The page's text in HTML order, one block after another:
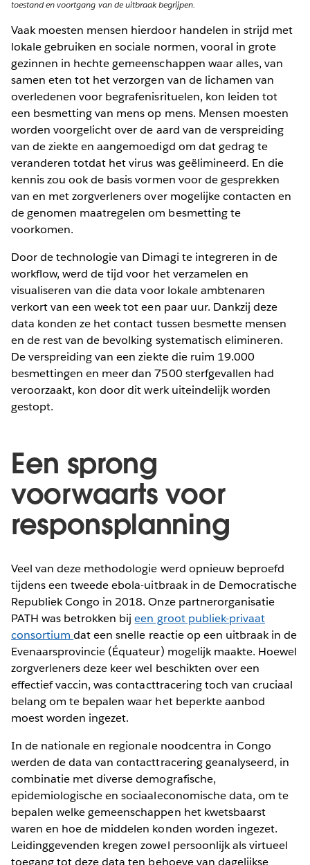
toestand en voortgang van de uitbraak begrijpen.
Vaak moesten mensen hierdoor handelen in strijd met
lokale gebruiken en sociale normen, vooral in grote
gezinnen in hechte gemeenschappen waar alles, van
samen eten tot het verzorgen van de lichamen van
overledenen voor begrafenisrituelen, kon leiden tot
een besmetting van mens op mens. Mensen moesten
worden voorgelicht over de aard van de verspreiding
van de ziekte en aangemoedigd om dat gedrag te
veranderen totdat het virus was geëlimineerd. En die
kennis zou ook de basis vormen voor de gesprekken
van en met zorgverleners over mogelijke contacten en
de genomen maatregelen om besmetting te
voorkomen.
Door de technologie van Dimagi te integreren in de
workflow, werd de tijd voor het verzamelen en
visualiseren van die data voor lokale ambtenaren
verkort van een week tot een paar uur. Dankzij deze
data konden ze het contact tussen besmette mensen
en de rest van de bevolking systematisch elimineren.
De verspreiding van een ziekte die ruim 19.000
besmettingen en meer dan 7500 sterfgevallen had
veroorzaakt, kon door dit werk uiteindelijk worden
gestopt.
Een sprong
voorwaarts voor
responsplanning
Veel van deze methodologie werd opnieuw beproefd
tijdens een tweede ebola-uitbraak in de Democratische
Republiek Congo in 2018. Onze partnerorganisatie
PATH was betrokken bijeen groot publiek-privaat
consortiumdat een snelle reactie op een uitbraak in de
Evenaarsprovincie (Équateur) mogelijk maakte. Hoewel
zorgverleners deze keer wel beschikten over een
effectief vaccin, was contacttracering toch van cruciaal
belang om te bepalen waar het beperkte aanbod
moest worden ingezet.
In de nationale en regionale noodcentra in Congo
werden de data van contacttracering geanalyseerd, in
combinatie met diverse demografische,
epidemiologische en sociaaleconomische data, om te
bepalen welke gemeenschappen het kwetsbaarst
waren en hoe de middelen konden worden ingezet.
Leidinggevenden kregen zowel persoonlijk als virtueel
toegang tot deze data ten behoeve van dagelijkse